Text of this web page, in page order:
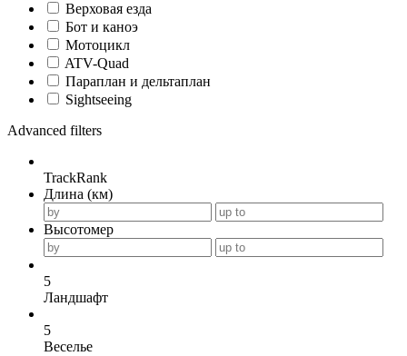
Верховая езда
Бот и каноэ
Мотоцикл
ATV-Quad
Параплан и дельтаплан
Sightseeing
Advanced filters
TrackRank
Длина (км)
Высотомер
5
Ландшафт
5
Веселье